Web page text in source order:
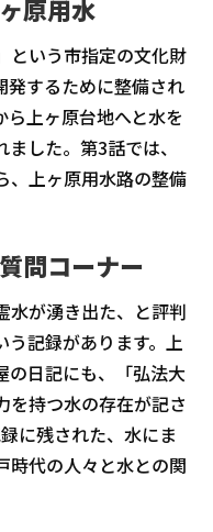
原用水
という市指定の文化財
発するために整備され
上ヶ原台地へと水を
した。第3話では、
、上ヶ原用水路の整備
問コーナー
水が湧き出た、と評判
う記録があります。上
の日記にも、「弘法大
を持つ水の存在が記さ
に残された、水にま
時代の人々と水との関